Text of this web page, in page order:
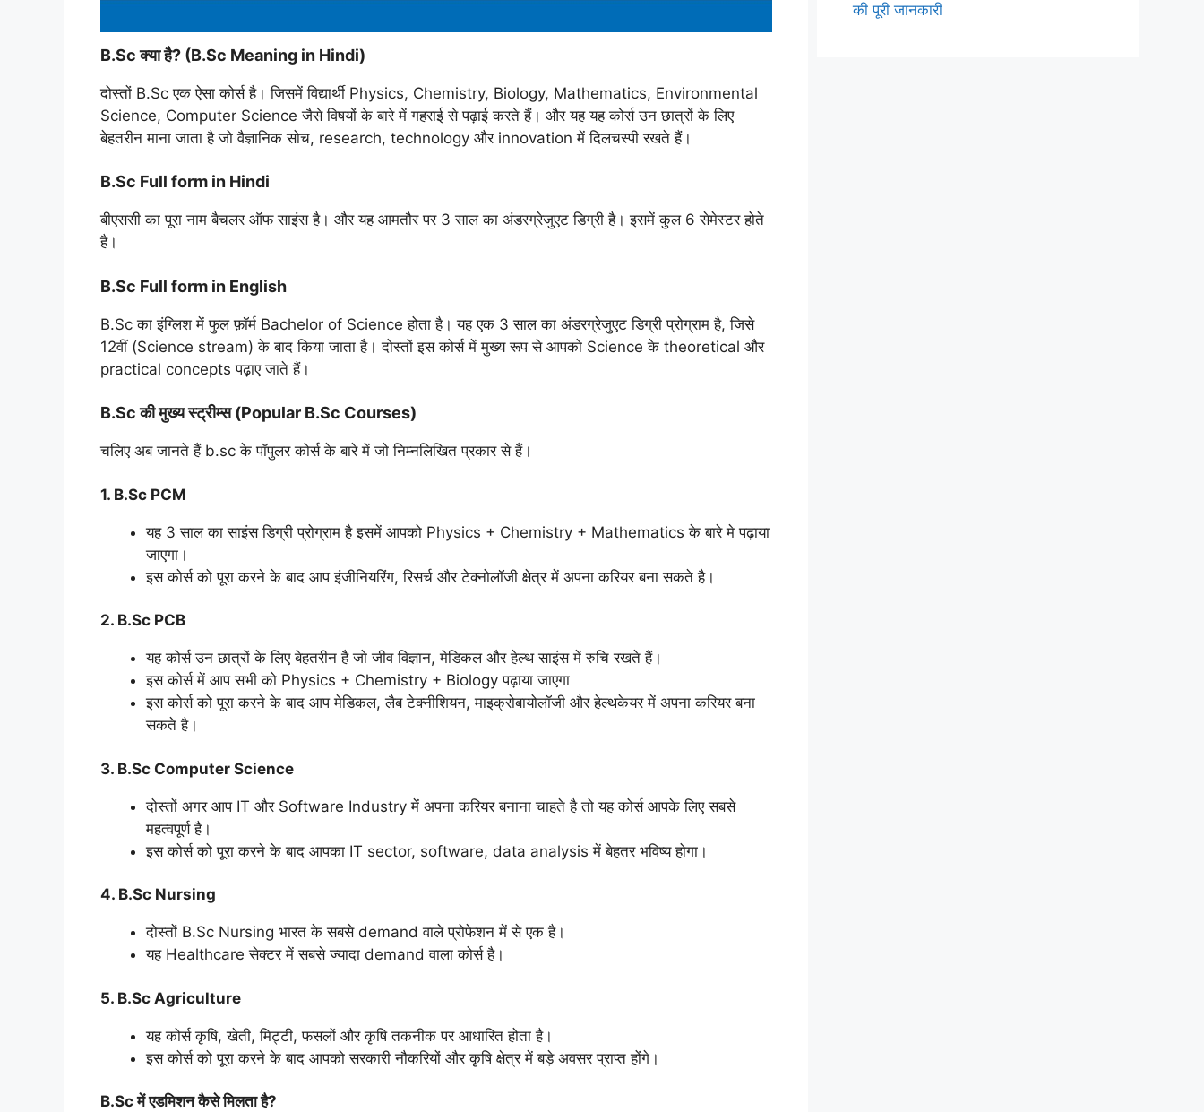
B.Sc क्या है? (B.Sc Meaning in Hindi)
दोस्तों B.Sc एक ऐसा कोर्स है। जिसमें विद्यार्थी Physics, Chemistry, Biology, Mathematics, Environmental
Science, Computer Science जैसे विषयों के बारे में गहराई से पढ़ाई करते हैं। और यह यह कोर्स उन छात्रों के लिए
बेहतरीन माना जाता है जो वैज्ञानिक सोच, research, technology और innovation में दिलचस्पी रखते हैं।
B.Sc Full form in Hindi
बीएससी का पूरा नाम बैचलर ऑफ साइंस है। और यह आमतौर पर 3 साल का अंडरग्रेजुएट डिग्री है। इसमें कुल 6 सेमेस्टर होते
है।
B.Sc Full form in English
B.Sc का इंग्लिश में फुल फ़ॉर्म Bachelor of Science होता है। यह एक 3 साल का अंडरग्रेजुएट डिग्री प्रोग्राम है, जिसे
12वीं (Science stream) के बाद किया जाता है। दोस्तों इस कोर्स में मुख्य रूप से आपको Science के theoretical और
practical concepts पढ़ाए जाते हैं।
B.Sc की मुख्य स्ट्रीम्स (Popular B.Sc Courses)
चलिए अब जानते हैं b.sc के पॉपुलर कोर्स के बारे में जो निम्नलिखित प्रकार से हैं।
1. B.Sc PCM
यह 3 साल का साइंस डिग्री प्रोग्राम है इसमें आपको Physics + Chemistry + Mathematics के बारे मे पढ़ाया
जाएगा।
इस कोर्स को पूरा करने के बाद आप इंजीनियरिंग, रिसर्च और टेक्नोलॉजी क्षेत्र में अपना करियर बना सकते है।
2. B.Sc PCB
यह कोर्स उन छात्रों के लिए बेहतरीन है जो जीव विज्ञान, मेडिकल और हेल्थ साइंस में रुचि रखते हैं।
इस कोर्स में आप सभी को Physics + Chemistry + Biology पढ़ाया जाएगा
इस कोर्स को पूरा करने के बाद आप मेडिकल, लैब टेक्नीशियन, माइक्रोबायोलॉजी और हेल्थकेयर में अपना करियर बना
सकते है।
3. B.Sc Computer Science
दोस्तों अगर आप IT और Software Industry में अपना करियर बनाना चाहते है तो यह कोर्स आपके लिए सबसे
महत्वपूर्ण है।
इस कोर्स को पूरा करने के बाद आपका IT sector, software, data analysis में बेहतर भविष्य होगा।
4. B.Sc Nursing
दोस्तों B.Sc Nursing भारत के सबसे demand वाले प्रोफेशन में से एक है।
यह Healthcare सेक्टर में सबसे ज्यादा demand वाला कोर्स है।
5. B.Sc Agriculture
यह कोर्स कृषि, खेती, मिट्टी, फसलों और कृषि तकनीक पर आधारित होता है।
इस कोर्स को पूरा करने के बाद आपको सरकारी नौकरियों और कृषि क्षेत्र में बड़े अवसर प्राप्त होंगे।
B.Sc में एडमिशन कैसे मिलता है?
की पूरी जानकारी